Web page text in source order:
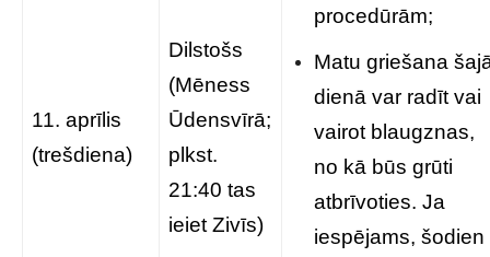
11. aprīlis
(trešdiena)
Dilstošs
(Mēness
Ūdensvīrā;
plkst.
21:40 tas
ieiet Zivīs)
procedūrām;
Matu griešana
dienā var radīt vai
vairot blaugznas,
no kā būs grūti
atbrīvoties. Ja
iespējams, šodien